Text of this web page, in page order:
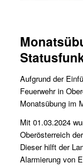
Aufgrund der
Feuerwehr in
Monatsübung im
Mit 01.03.2024
Oberösterreich
Dieser hilft der
Alarmierung von